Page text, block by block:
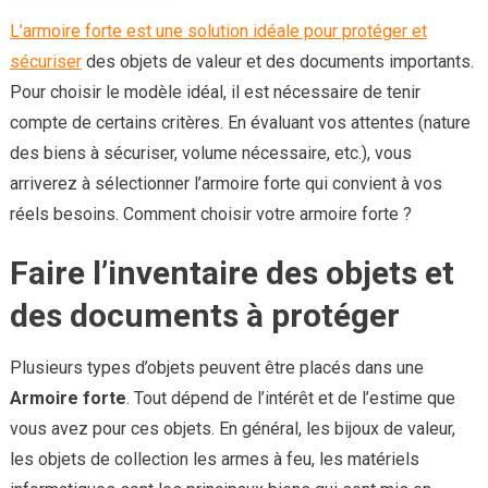
L’armoire forte est une solution idéale pour protéger et
sécuriserdes objets de valeur et des documents importants.
Pour choisir le modèle idéal, il est nécessaire de tenir
compte de certains critères. En évaluant vos attentes (nature
des biens à sécuriser, volume nécessaire, etc.), vous
arriverez à sélectionner l’armoire forte qui convient à vos
réels besoins. Comment choisir votre armoire forte ?
Faire l’inventaire des objets et
des documents à protéger
Plusieurs types d’objets peuvent être placés dans une
Armoire forte. Tout dépend de l’intérêt et de l’estime que
vous avez pour ces objets. En général, les bijoux de valeur,
les objets de collection les armes à feu, les matériels